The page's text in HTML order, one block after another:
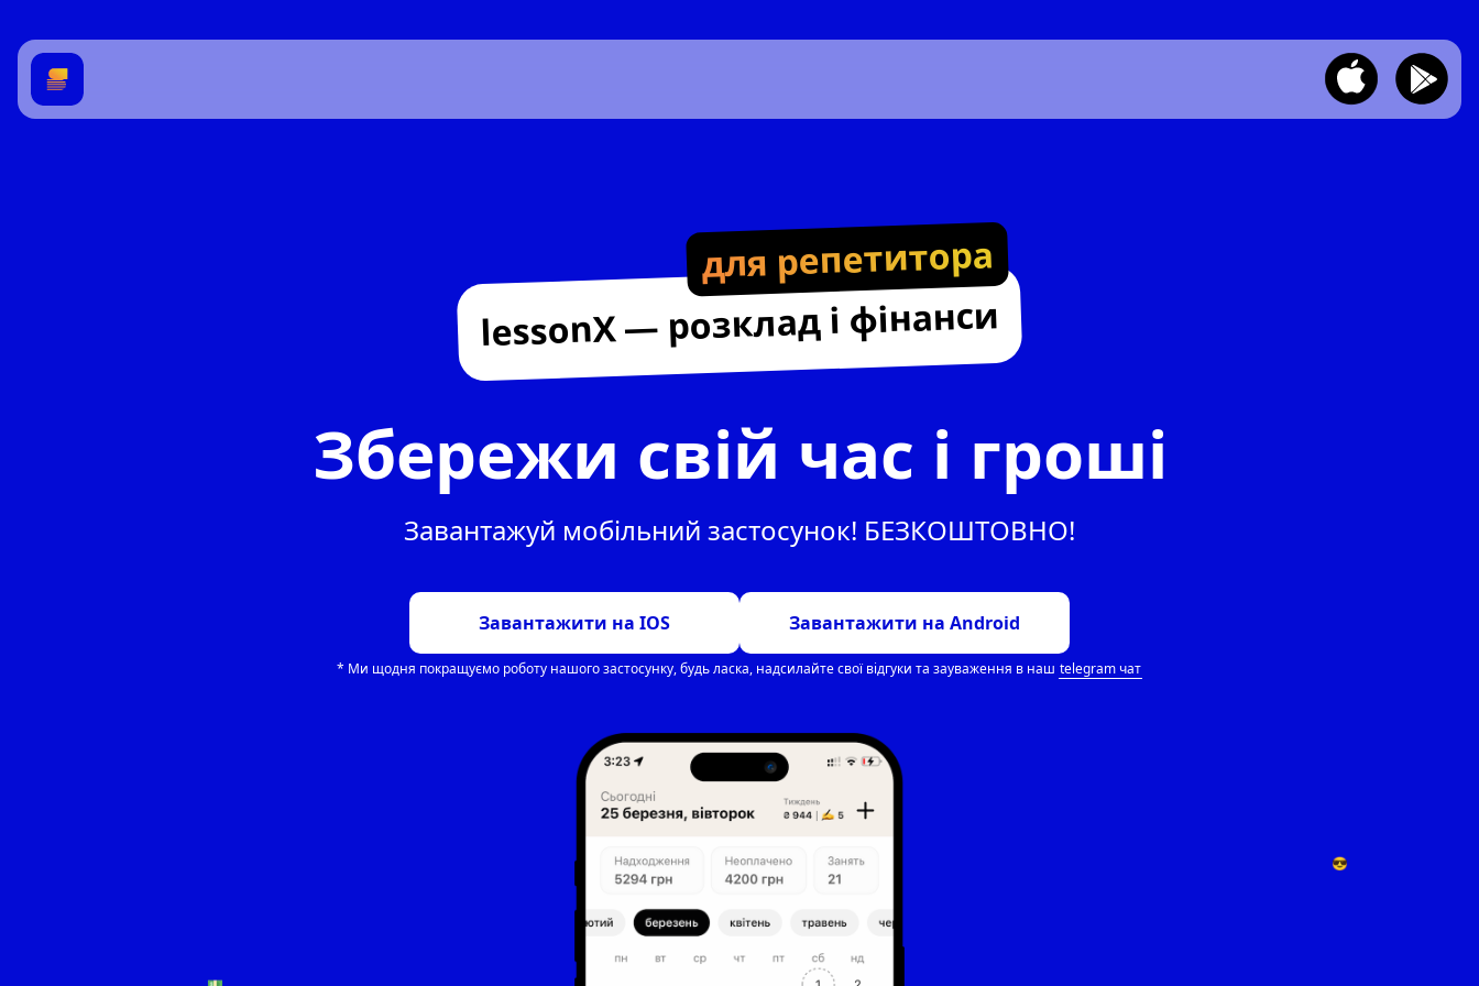
для репетитора
lessonX — розклад і фінанси
Збережи свій час і гроші
Завантажуй мобільний застосунок! БЕЗКОШТОВНО!
Завантажити на IOS Завантажити на Android
* Ми щодня покращуємо роботу нашого застосунку, будь ласка, надсилайте свої відгуки та зауваження в наш telegram чат
😎